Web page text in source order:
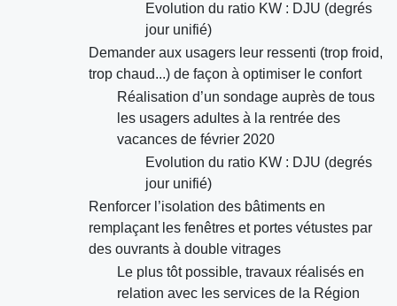
Evolution du ratio KW : DJU (degrés
jour unifié)
Demander aux usagers leur ressenti (trop froid,
trop chaud...) de façon à optimiser le confort
Réalisation d’un sondage auprès de tous
les usagers adultes à la rentrée des
vacances de février 2020
Evolution du ratio KW : DJU (degrés
jour unifié)
Renforcer l’isolation des bâtiments en
remplaçant les fenêtres et portes vétustes par
des ouvrants à double vitrages
Le plus tôt possible, travaux réalisés en
relation avec les services de la Région